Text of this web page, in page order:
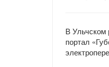
В Ульчском
портал